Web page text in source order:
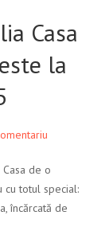
Casa
la
de o
cu totul special:
încărcată de